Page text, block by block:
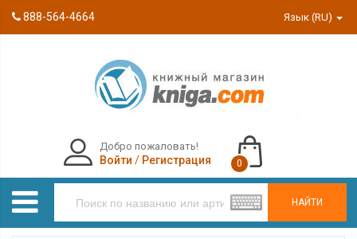
888-564-4664 Язык (RU)
НАЙТИ
Добро пожаловать!
Войти / Регистрация 0